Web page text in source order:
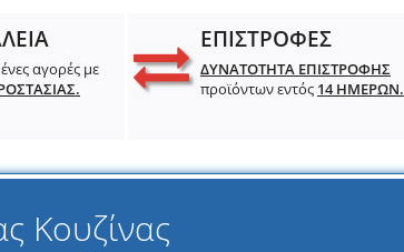
αγορές με
ΕΠΙΣΤΡΟΦΕΣ
ΔΥΝΑΤΟΤΗΤΑ ΕΠΙΣΤΡΟΦΗΣ
προϊόντων εντός 14 ΗΜΕΡΩΝ.
Κουζίνας